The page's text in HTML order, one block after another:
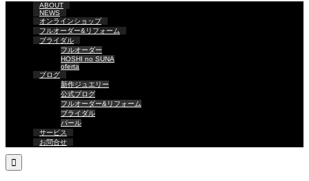
ABOUT
NEWS
オンラインショップ
フルオーダー&リフォーム
ブライダル
フルオーダー
HOSHI no SUNA
oferta
ブログ
新作ジュエリー
公式ブログ
フルオーダー&リフォーム
ブライダル
パール
サービス
お問合せ
